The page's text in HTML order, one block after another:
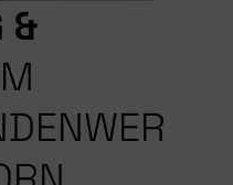
&